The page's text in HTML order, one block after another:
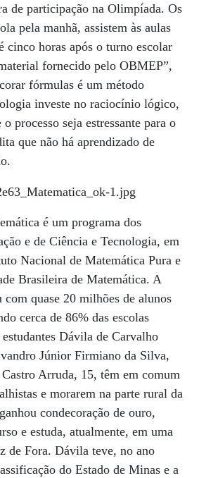
de participação na Olimpíada. Os
pela manhã, assistem às aulas
cinco horas após o turno escolar
fornecido pelo OBMEP”,
fórmulas é um método
investe no raciocínio lógico,
processo seja estressante para o
que não há aprendizado de
é um programa dos
e de Ciência e Tecnologia, em
Nacional de Matemática Pura e
Brasileira de Matemática. A
quase 20 milhões de alunos
cerca de 86% das escolas
Dávila de Carvalho
Júnior Firmiano da Silva,
Arruda, 15, têm em comum
e morarem na parte rural da
condecoração de ouro,
e estuda, atualmente, em uma
de Fora. Dávila teve, no ano
do Estado de Minas e a